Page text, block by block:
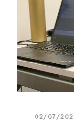
02/07/